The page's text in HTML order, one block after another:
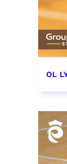
OL
date